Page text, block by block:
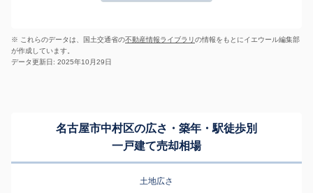
※ これらのデータは、国土交通省の不動産情報ライブラリの情報をもとにイエウール編集部
が作成しています。
データ更新日: 2025年10月29日
名古屋市中村区の広さ・築年・駅徒歩別
一戸建て売却相場
土地広さ